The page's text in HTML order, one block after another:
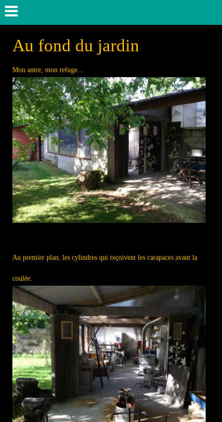
Au fond du jardin
Mon antre, mon refuge...
Au premier plan, les cylindres qui reçoivent les carapaces avant la
coulée.